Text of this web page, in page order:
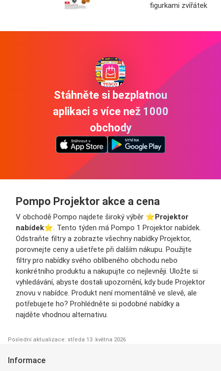
figurkami zvířátek
Stáhněte si bezplatnou
aplikaci s více než 1000
obchody
Pompo Projektor akce a cena
V obchodě Pompo najdete široký výběr ⭐️Projektor
nabídek⭐️. Tento týden má Pompo 1 Projektor nabídek.
Odstraňte filtry a zobrazte všechny nabídky Projektor,
porovnejte ceny a ušetřete při dalším nákupu. Použijte
filtry pro nabídky svého oblíbeného obchodu nebo
konkrétního produktu a nakupujte co nejlevněji. Uložte si
vyhledávání, abyste dostali upozornění, kdy bude Projektor
znovu v nabídce. Produkt není momentálně ve slevě, ale
potřebujete ho? Prohlédněte si podobné nabídky a
najděte vhodnou alternativu.
Poslední aktualizace: středa 13. května 2026
Informace